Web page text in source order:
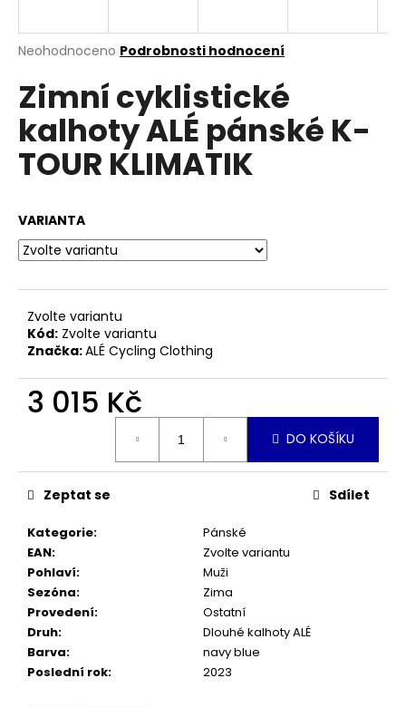
Průměrné
produktu
je
0,0
5
hvězdiček.
Neohodnoceno Podrobnosti hodnocení
Zimní cyklistické
kalhoty ALÉ pánské K-
TOUR KLIMATIK
VARIANTA
Zvolte variantu
Kód: Zvolte variantu
Značka:ALÉ Cycling Clothing
3 015 Kč
DO KOŠÍKU
Kategorie:
Pánské
EAN:
Zvolte variantu
Pohlaví:
Muži
Sezóna:
Zima
Provedení:
Ostatní
Druh:
Dlouhé kalhoty ALÉ
Barva:
navy blue
Poslední rok: 2023
Zeptat se Sdílet
j
t
?
D
o
p
o
u
č
e
m
FROG
58
TRACK
GREEN
16
055
Kč